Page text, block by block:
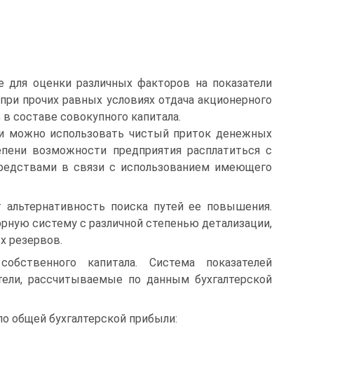
оценки различных факторов на показатели
прочих равных условиях отдача акционерного
составе совокупного капитала.
можно использовать чистый приток денежных
возможности предприятия расплатиться с
в связи с использованием имеющего
альтернативность поиска путей ее повышения.
систему с различной степенью детализации,
резервов.
капитала. Система показателей
рассчитываемые по данным бухгалтерской
общей бухгалтерской прибыли: